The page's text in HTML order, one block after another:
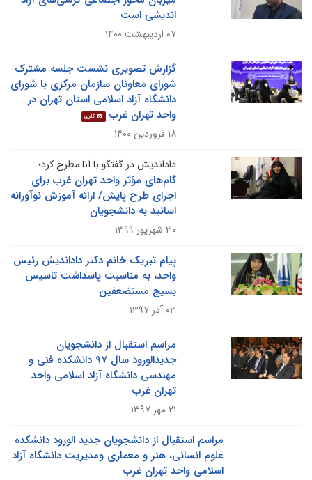
اندیشی است
گزارش تصویری نشست جلسه مشترک
شورای معاونان سازمان مرکزی با شورای
دانشگاه آزاد اسلامی استان تهران در
واحد تهران غرب
گالری
داداندیش در گفتگو با آنا مطرح کرد؛
گام‌های مؤثر واحد تهران غرب برای
اجرای طرح پایش/ ارائه آموزش نوآورانه
اساتید به دانشجویان
پیام تبریک خانم دکتر داداندیش رئیس
واحد، به مناسبت پاسداشت تاسیس
بسیج مستضعفین
مراسم استقبال از دانشجویان
جدیدالورود سال ۹۷ دانشکده فنی و
مهندسی دانشگاه آزاد اسلامی واحد
تهران غرب
مراسم استقبال از دانشجویان جدید الورود دانشکده
علوم انسانی، هنر و معماری ومدیریت دانشگاه آزاد
اسلامی واحد تهران غرب